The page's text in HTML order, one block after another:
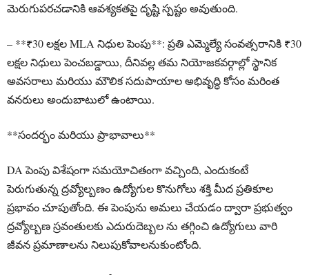
మెరుగుపరచడానికి ఆవశ్యకతపై దృష్టి స్పష్టం అవుతుంది.
– **₹30 లక్షల MLA నిధుల పెంపు**: ప్రతి ఎమ్మెల్యే సంవత్సరానికి ₹30
లక్షల నిధులు పెంచబడ్డాయి, దీనివల్ల తమ నియోజకవర్గాల్లో స్థానిక
అవసరాలు మరియు మౌలిక సదుపాయాల అభివృద్ధి కోసం మరింత
వనరులు అందుబాటులో ఉంటాయి.
**సందర్భం మరియు ప్రాభావాలు**
DA పెంపు విశేషంగా సమయోచితంగా వచ్చింది, ఎందుకంటే
పెరుగుతున్న ద్రవ్యోల్బణం ఉద్యోగుల కొనుగోలు శక్తి మీద ప్రతికూల
ప్రభావం చూపుతోంది. ఈ పెంపును అమలు చేయడం ద్వారా ప్రభుత్వం
ద్రవ్యోల్బణ స్రవంతులకు ఎదురుదెబ్బల ను తగ్గించి ఉద్యోగులు వారి
జీవన ప్రమాణాలను నిలుపుకోవాలనుకుంటోంది.